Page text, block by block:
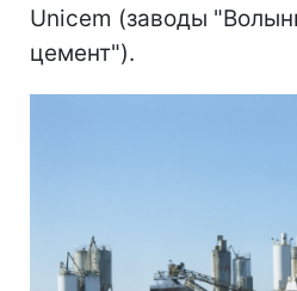
Unicem (заводы
цемент").